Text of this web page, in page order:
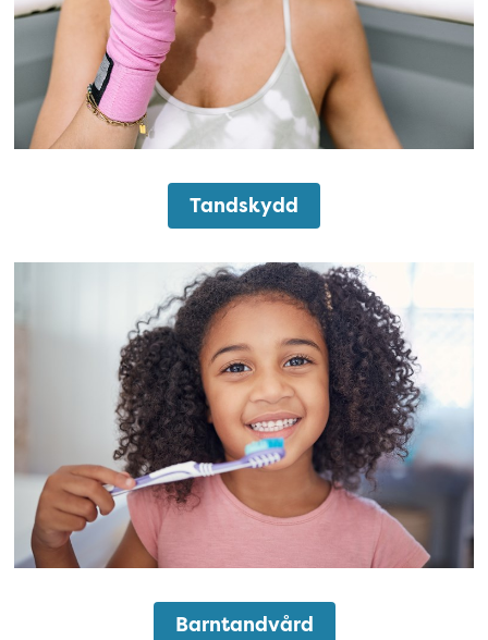
Tandskydd
Barntandvård
Barntandvård